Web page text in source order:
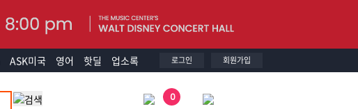
ASK미국 영어 핫딜 업소록 로그인 회원가입
0